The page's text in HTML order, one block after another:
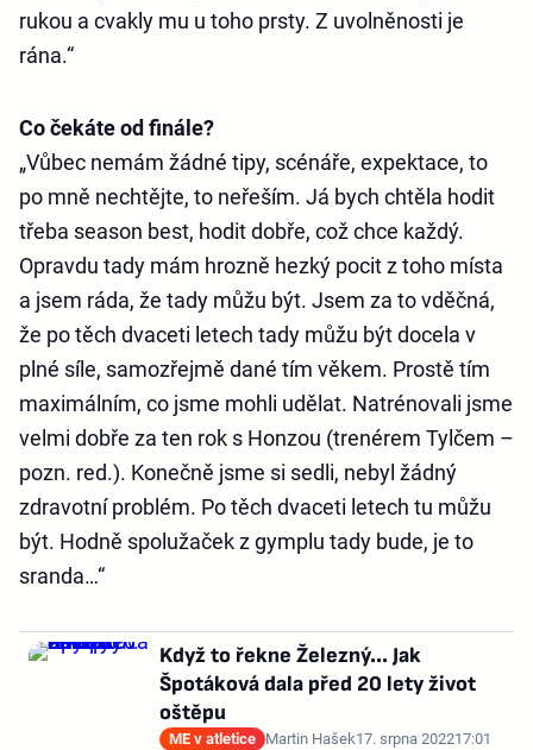
rukou a cvakly mu u toho prsty. Z uvolněnosti je
rána.“
Co čekáte od finále?
„Vůbec nemám žádné tipy, scénáře, expektace, to
po mně nechtějte, to neřeším. Já bych chtěla hodit
třeba season best, hodit dobře, což chce každý.
Opravdu tady mám hrozně hezký pocit z toho místa
a jsem ráda, že tady můžu být. Jsem za to vděčná,
že po těch dvaceti letech tady můžu být docela v
plné síle, samozřejmě dané tím věkem. Prostě tím
maximálním, co jsme mohli udělat. Natrénovali jsme
velmi dobře za ten rok s Honzou (trenérem Tylčem –
pozn. red.). Konečně jsme si sedli, nebyl žádný
zdravotní problém. Po těch dvaceti letech tu můžu
být. Hodně spolužaček z gymplu tady bude, je to
sranda…“
Když to řekne Železný... Jak
Špotáková dala před 20 lety život
oštěpu
ME v atletice Martin Hašek17. srpna 202217:01